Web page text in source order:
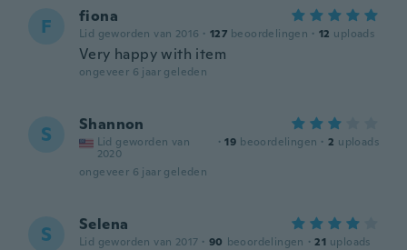
F fiona
Lid geworden van 2016 · 127 beoordelingen · 12 uploads
Very happy with item
ongeveer 6 jaar geleden
S Shannon
Lid geworden van
2020
· 19 beoordelingen · 2 uploads
ongeveer 6 jaar geleden
S Selena
Lid geworden van 2017 · 90 beoordelingen · 21 uploads